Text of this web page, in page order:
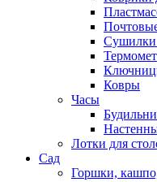
Сушилки
Ковры
Часы
Лотки для
Сад
Горшки,